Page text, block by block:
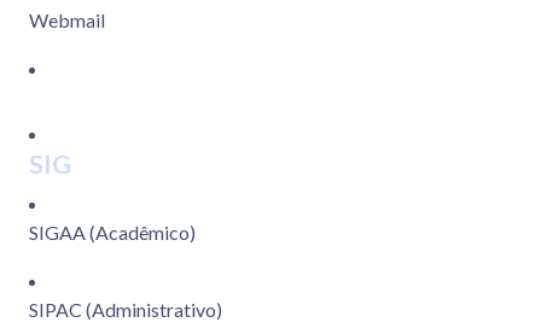
Webmail
SIG
SIGAA (Acadêmico)
SIPAC (Administrativo)